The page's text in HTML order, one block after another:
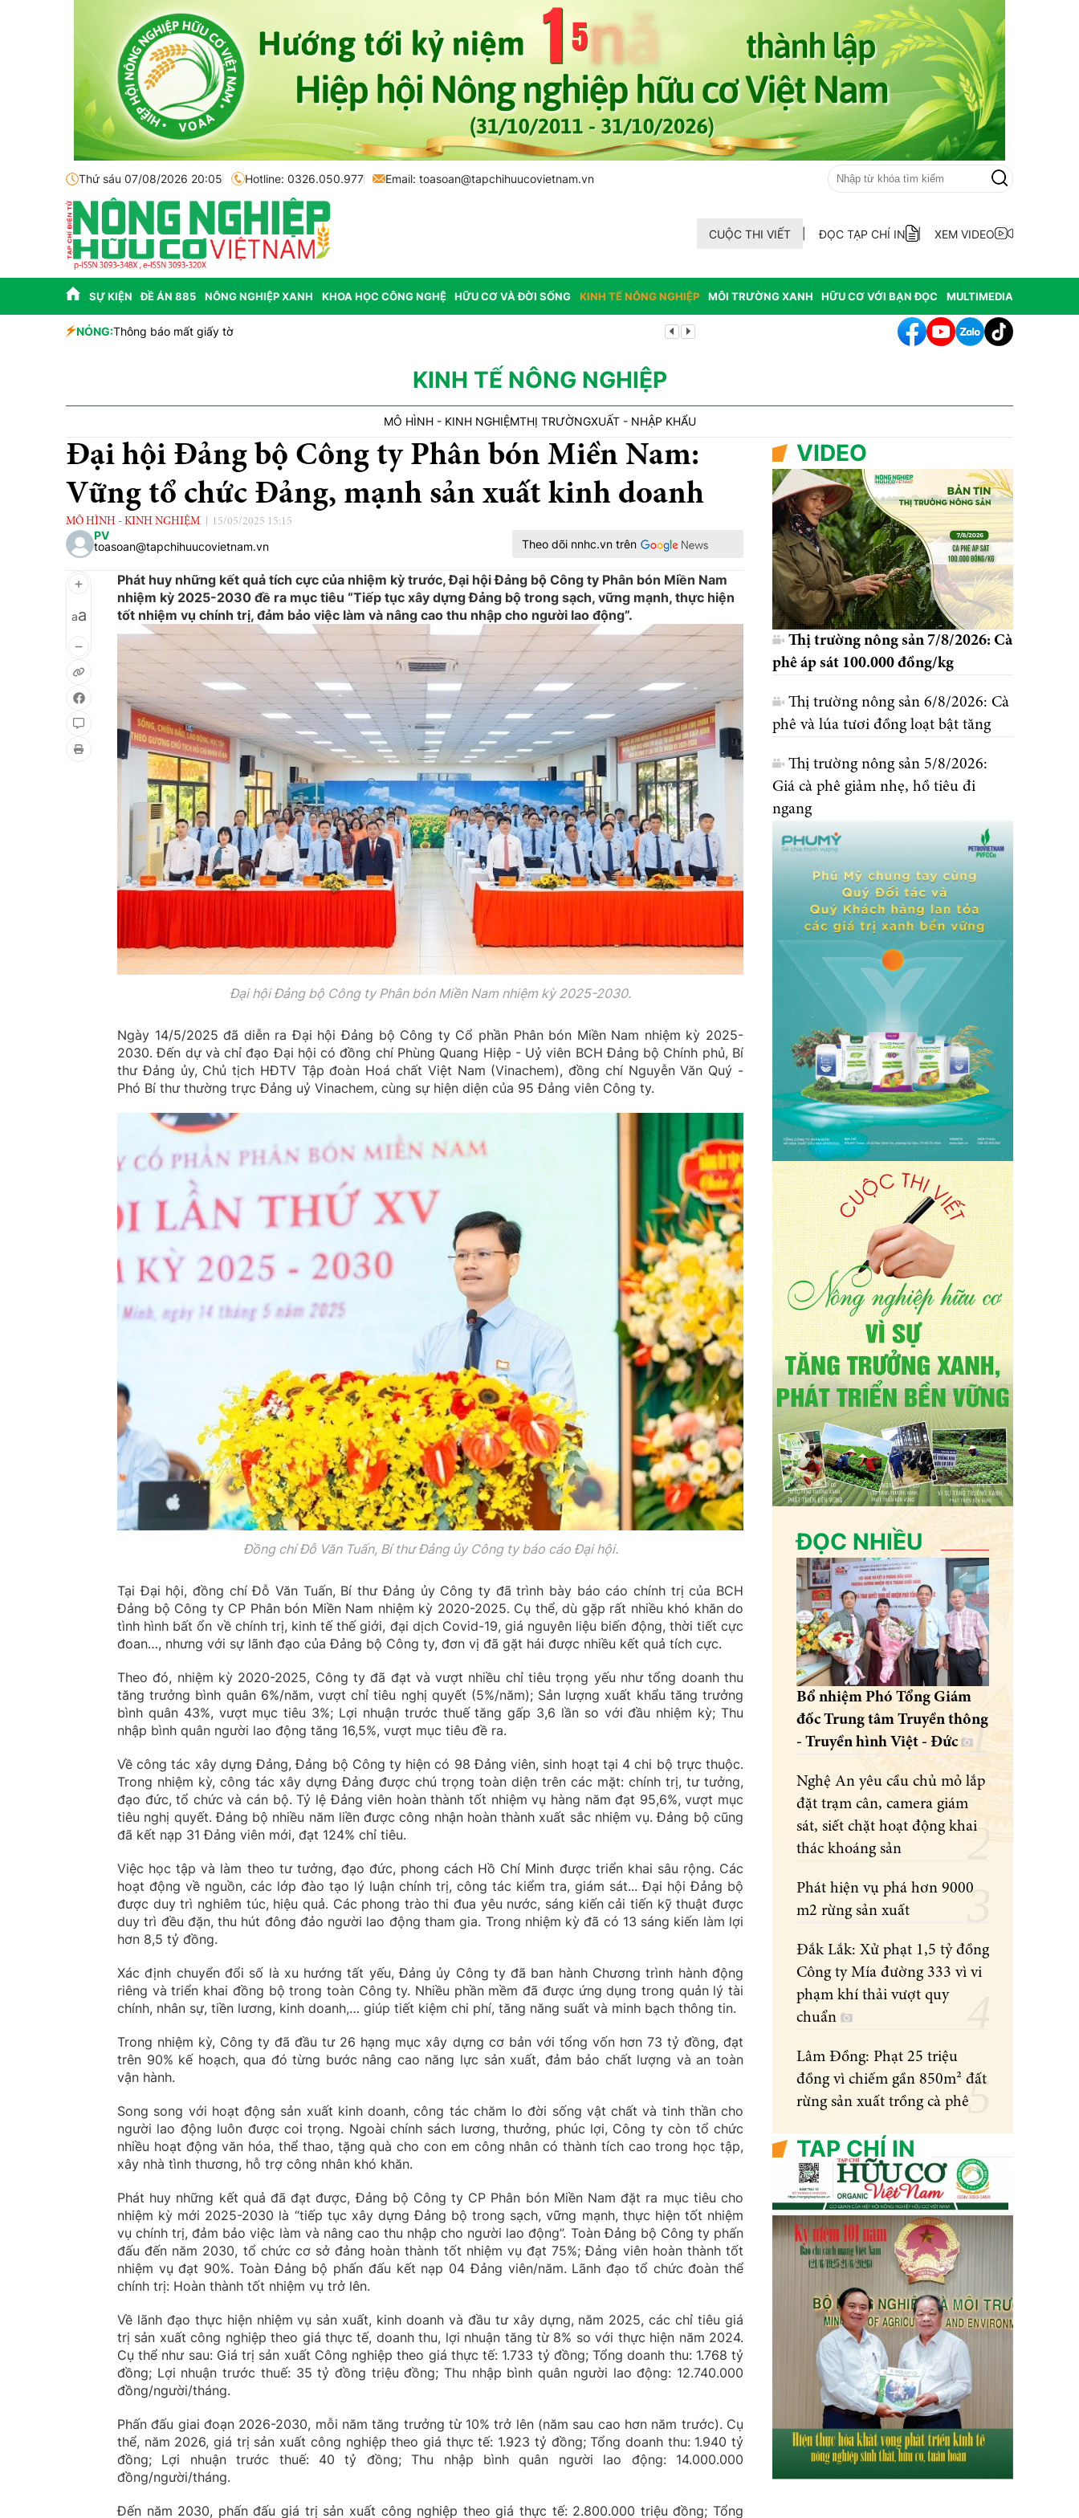
Thứ sáu 07/08/2026 20:05 Hotline: 0326.050.977 Email: toasoan@tapchihuucovietnam.vn
CUỘC THI VIẾT ĐỌC TẠP CHÍ IN XEM VIDEO
SỰ KIỆN ĐỀ ÁN 885 NÔNG NGHIỆP XANH KHOA HỌC CÔNG NGHỆ HỮU CƠ VÀ ĐỜI SỐNG KINH TẾ NÔNG NGHIỆP MÔI TRƯỜNG XANH HỮU CƠ VỚI BẠN ĐỌC MULTIMEDIA
NÓNG:Thông báo mất giấy tờ Lâm Đồng: Không hợp thức hóa diện tích đất vi phạm có nguồn gốc từ phá rừng
KINH TẾ NÔNG NGHIỆP
MÔ HÌNH - KINH NGHIỆMTHỊ TRƯỜNGXUẤT - NHẬP KHẨU
Đại hội Đảng bộ Công ty Phân bón Miền Nam:
Vững tổ chức Đảng, mạnh sản xuất kinh doanh
MÔ HÌNH - KINH NGHIỆM 15/05/2025 15:15
PV
toasoan@tapchihuucovietnam.vn
Theo dõi nnhc.vn trên
aa
Phát huy những kết quả tích cực của nhiệm kỳ trước, Đại hội Đảng bộ Công ty Phân bón Miền Nam
nhiệm kỳ 2025-2030 đề ra mục tiêu “Tiếp tục xây dựng Đảng bộ trong sạch, vững mạnh, thực hiện
tốt nhiệm vụ chính trị, đảm bảo việc làm và nâng cao thu nhập cho người lao động”.
Đại hội Đảng bộ Công ty Phân bón Miền Nam nhiệm kỳ 2025-2030.
Ngày 14/5/2025 đã diễn ra Đại hội Đảng bộ Công ty Cổ phần Phân bón Miền Nam nhiệm kỳ 2025-
2030. Đến dự và chỉ đạo Đại hội có đồng chí Phùng Quang Hiệp - Uỷ viên BCH Đảng bộ Chính phủ, Bí
thư Đảng ủy, Chủ tịch HĐTV Tập đoàn Hoá chất Việt Nam (Vinachem), đồng chí Nguyễn Văn Quý -
Phó Bí thư thường trực Đảng uỷ Vinachem, cùng sự hiện diện của 95 Đảng viên Công ty.
Đồng chí Đỗ Văn Tuấn, Bí thư Đảng ủy Công ty báo cáo Đại hội.
Tại Đại hội, đồng chí Đỗ Văn Tuấn, Bí thư Đảng ủy Công ty đã trình bày báo cáo chính trị của BCH
Đảng bộ Công ty CP Phân bón Miền Nam nhiệm kỳ 2020-2025. Cụ thể, dù gặp rất nhiều khó khăn do
tình hình bất ổn về chính trị, kinh tế thế giới, đại dịch Covid-19, giá nguyên liệu biến động, thời tiết cực
đoan…, nhưng với sự lãnh đạo của Đảng bộ Công ty, đơn vị đã gặt hái được nhiều kết quả tích cực.
Theo đó, nhiệm kỳ 2020-2025, Công ty đã đạt và vượt nhiều chỉ tiêu trọng yếu như tổng doanh thu
tăng trưởng bình quân 6%/năm, vượt chỉ tiêu nghị quyết (5%/năm); Sản lượng xuất khẩu tăng trưởng
bình quân 43%, vượt mục tiêu 3%; Lợi nhuận trước thuế tăng gấp 3,6 lần so với đầu nhiệm kỳ; Thu
nhập bình quân người lao động tăng 16,5%, vượt mục tiêu đề ra.
Về công tác xây dựng Đảng, Đảng bộ Công ty hiện có 98 Đảng viên, sinh hoạt tại 4 chi bộ trực thuộc.
Trong nhiệm kỳ, công tác xây dựng Đảng được chú trọng toàn diện trên các mặt: chính trị, tư tưởng,
đạo đức, tổ chức và cán bộ. Tỷ lệ Đảng viên hoàn thành tốt nhiệm vụ hàng năm đạt 95,6%, vượt mục
tiêu nghị quyết. Đảng bộ nhiều năm liền được công nhận hoàn thành xuất sắc nhiệm vụ. Đảng bộ cũng
đã kết nạp 31 Đảng viên mới, đạt 124% chỉ tiêu.
Việc học tập và làm theo tư tưởng, đạo đức, phong cách Hồ Chí Minh được triển khai sâu rộng. Các
hoạt động về nguồn, các lớp đào tạo lý luận chính trị, công tác kiểm tra, giám sát... Đại hội Đảng bộ
được duy trì nghiêm túc, hiệu quả. Các phong trào thi đua yêu nước, sáng kiến cải tiến kỹ thuật được
duy trì đều đặn, thu hút đông đảo người lao động tham gia. Trong nhiệm kỳ đã có 13 sáng kiến làm lợi
hơn 8,5 tỷ đồng.
Xác định chuyển đổi số là xu hướng tất yếu, Đảng ủy Công ty đã ban hành Chương trình hành động
riêng và triển khai đồng bộ trong toàn Công ty. Nhiều phần mềm đã được ứng dụng trong quản lý tài
chính, nhân sự, tiền lương, kinh doanh,… giúp tiết kiệm chi phí, tăng năng suất và minh bạch thông tin.
Trong nhiệm kỳ, Công ty đã đầu tư 26 hạng mục xây dựng cơ bản với tổng vốn hơn 73 tỷ đồng, đạt
trên 90% kế hoạch, qua đó từng bước nâng cao năng lực sản xuất, đảm bảo chất lượng và an toàn
vận hành.
Song song với hoạt động sản xuất kinh doanh, công tác chăm lo đời sống vật chất và tinh thần cho
người lao động luôn được coi trọng. Ngoài chính sách lương, thưởng, phúc lợi, Công ty còn tổ chức
nhiều hoạt động văn hóa, thể thao, tặng quà cho con em công nhân có thành tích cao trong học tập,
xây nhà tình thương, hỗ trợ công nhân khó khăn.
Phát huy những kết quả đã đạt được, Đảng bộ Công ty CP Phân bón Miền Nam đặt ra mục tiêu cho
nhiệm kỳ mới 2025-2030 là “tiếp tục xây dựng Đảng bộ trong sạch, vững mạnh, thực hiện tốt nhiệm
vụ chính trị, đảm bảo việc làm và nâng cao thu nhập cho người lao động”. Toàn Đảng bộ Công ty phấn
đấu đến năm 2030, tổ chức cơ sở đảng hoàn thành tốt nhiệm vụ đạt 75%; Đảng viên hoàn thành tốt
nhiệm vụ đạt 90%. Toàn Đảng bộ phấn đấu kết nạp 04 Đảng viên/năm. Lãnh đạo tổ chức đoàn thể
chính trị: Hoàn thành tốt nhiệm vụ trở lên.
Về lãnh đạo thực hiện nhiệm vụ sản xuất, kinh doanh và đầu tư xây dựng, năm 2025, các chỉ tiêu giá
trị sản xuất công nghiệp theo giá thực tế, doanh thu, lợi nhuận tăng từ 8% so với thực hiện năm 2024.
Cụ thể như sau: Giá trị sản xuất Công nghiệp theo giá thực tế: 1.733 tỷ đồng; Tổng doanh thu: 1.768 tỷ
đồng; Lợi nhuận trước thuế: 35 tỷ đồng triệu đồng; Thu nhập bình quân người lao động: 12.740.000
đồng/người/tháng.
Phấn đấu giai đoạn 2026-2030, mỗi năm tăng trưởng từ 10% trở lên (năm sau cao hơn năm trước). Cụ
thể, năm 2026, giá trị sản xuất công nghiệp theo giá thực tế: 1.923 tỷ đồng; Tổng doanh thu: 1.940 tỷ
đồng; Lợi nhuận trước thuế: 40 tỷ đồng; Thu nhập bình quân người lao động: 14.000.000
đồng/người/tháng.
Đến năm 2030, phấn đấu giá trị sản xuất công nghiệp theo giá thực tế: 2.800.000 triệu đồng; Tổng
VIDEO
Thị trường nông sản 7/8/2026: Cà
phê áp sát 100.000 đồng/kg
Thị trường nông sản 6/8/2026: Cà
phê và lúa tươi đồng loạt bật tăng
Thị trường nông sản 5/8/2026:
Giá cà phê giảm nhẹ, hồ tiêu đi
ngang
ĐỌC NHIỀU
Bổ nhiệm Phó Tổng Giám
đốc Trung tâm Truyền thông
- Truyền hình Việt - Đức
Nghệ An yêu cầu chủ mỏ lắp
đặt trạm cân, camera giám
sát, siết chặt hoạt động khai
thác khoáng sản
Phát hiện vụ phá hơn 9000
m2 rừng sản xuất
Đắk Lắk: Xử phạt 1,5 tỷ đồng
Công ty Mía đường 333 vì vi
phạm khí thải vượt quy
chuẩn
Lâm Đồng: Phạt 25 triệu
đồng vì chiếm gần 850m² đất
rừng sản xuất trồng cà phê
TẠP CHÍ IN